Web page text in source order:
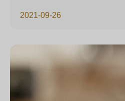
2021-09-26